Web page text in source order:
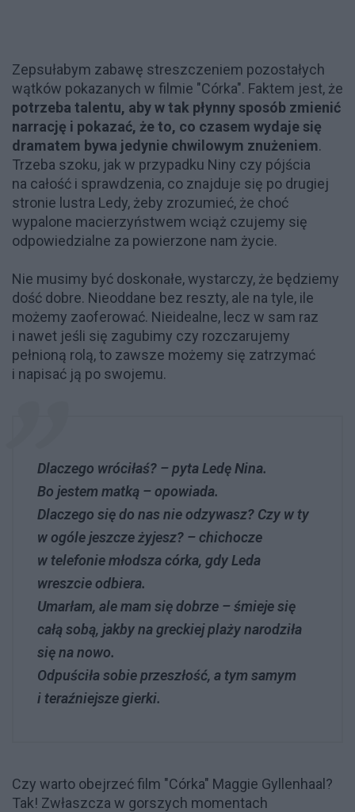
Zepsułabym zabawę streszczeniem pozostałych
wątków pokazanych w filmie "Córka". Faktem jest, że
potrzeba talentu, aby w tak płynny sposób zmienić
narrację i pokazać, że to, co czasem wydaje się
dramatem bywa jedynie chwilowym znużeniem.
Trzeba szoku, jak w przypadku Niny czy pójścia
na całość i sprawdzenia, co znajduje się po drugiej
stronie lustra Ledy, żeby zrozumieć, że choć
wypalone macierzyństwem wciąż czujemy się
odpowiedzialne za powierzone nam życie.
Nie musimy być doskonałe, wystarczy, że będziemy
dość dobre. Nieoddane bez reszty, ale na tyle, ile
możemy zaoferować. Nieidealne, lecz w sam raz
i nawet jeśli się zagubimy czy rozczarujemy
pełnioną rolą, to zawsze możemy się zatrzymać
i napisać ją po swojemu.
Dlaczego wróciłaś? – pyta Ledę Nina.
Bo jestem matką – opowiada.
Dlaczego się do nas nie odzywasz? Czy w ty
w ogóle jeszcze żyjesz? – chichocze
w telefonie młodsza córka, gdy Leda
wreszcie odbiera.
Umarłam, ale mam się dobrze – śmieje się
całą sobą, jakby na greckiej plaży narodziła
się na nowo.
Odpuściła sobie przeszłość, a tym samym
i teraźniejsze gierki.
Czy warto obejrzeć film "Córka" Maggie Gyllenhaal?
Tak! Zwłaszcza w gorszych momentach